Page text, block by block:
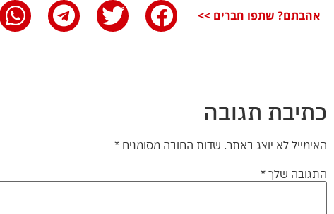
אהבתם? שתפו חברים >>
כתיבת תגובה
האימייל לא יוצג באתר. שדות החובה מסומנים *
התגובה שלך *